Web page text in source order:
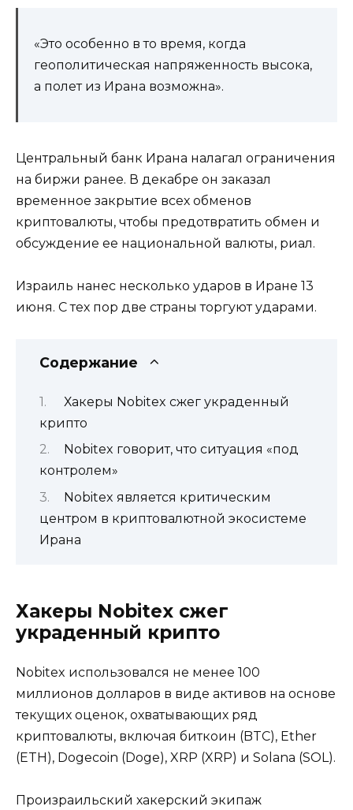
«Это особенно в то время, когда
геополитическая напряженность высока,
а полет из Ирана возможна».
Центральный банк Ирана налагал ограничения
на биржи ранее. В декабре он заказал
временное закрытие всех обменов
криптовалюты, чтобы предотвратить обмен и
обсуждение ее национальной валюты, риал.
Израиль нанес несколько ударов в Иране 13
июня. С тех пор две страны торгуют ударами.
Содержание
Хакеры Nobitex сжег украденный
крипто
Nobitex говорит, что ситуация «под
контролем»
Nobitex является критическим
центром в криптовалютной экосистеме
Ирана
Хакеры Nobitex сжег
украденный крипто
Nobitex использовался не менее 100
миллионов долларов в виде активов на основе
текущих оценок, охватывающих ряд
криптовалюты, включая биткоин (BTC), Ether
(ETH), Dogecoin (Doge), XRP (XRP) и Solana (SOL).
Произраильский хакерский экипаж